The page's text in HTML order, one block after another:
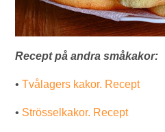
Recept på andra småkakor:
•Tvålagers kakor. Recept
• Strösselkakor. Recept